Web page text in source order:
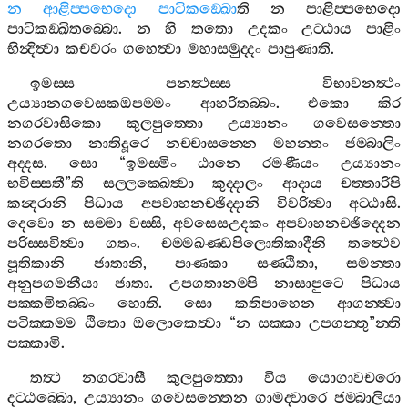
න
ආළිප‍්පභෙදො පාටිකඞ‍්ඛොති න
පාළිප‍්පභෙදො
පාටිකඞ‍්ඛිතබ‍්බො. න හි තතො උදකං උට‍්ඨාය
පාළිං
භින්‍දිත්‍වා කචවරං ගහෙත්‍වා මහාසමුද‍්දං පාපුණාති.
ඉමස‍්ස
පනත්‍ථස‍්ස
විභාවනත්‍ථං
උය්‍යානගවෙසකඔපම‍්මං
ආහරිතබ‍්බං.එකො
කිර
නගරවාසිකො
කුලපුත‍්තො උය්‍යානං
ගවෙසන‍්තො
නගරතො
නාතිදූරෙ නච‍්චාසන‍්නෙ මහන‍්තං
ජම‍්බාලිං
අද‍්දස. සො“ඉමස‍්මිං ඨානෙ රමණීයං
උය්‍යානං
භවිස‍්සතී”ති සල‍්ලක‍්ඛෙත්‍වා කුද‍්දාලං ආදාය
චත‍්තාරිපි
කන්‍දරානි
පිධාය අපවාහනච‍්ඡිද‍්දානි විවරිත්‍වා අට‍්ඨාසි.
දෙවො න සම‍්මා වස‍්සි, අවසෙසඋදකං අපවාහනච‍්ඡිද‍්දෙන
පරිස‍්සවිත්‍වා
ගතං.චම‍්මඛණ‍්ඩපිලොතිකාදීනි
තත්‍ථෙව
පූතිකානි
ජාතානි, පාණකා සණ‍්ඨිතා, සමන‍්තා
අනුපගමනීයා
ජාතා. උපගතානම‍්පි නාසාපුටෙ
පිධාය
පක‍්කමිතබ‍්බං
හොති. සො කතිපාහෙන
ආගන‍්ත්‍වා
පටික‍්කම‍්ම ඨිතො ඔලොකෙත්‍වා “න සක‍්කා උපගන‍්තු”න‍්ති
පක‍්කාමි.
තත්‍ථ
නගරවාසී කුලපුත‍්තො විය
යොගාවචරො
දට‍්ඨබ‍්බො, උය්‍යානං ගවෙසන‍්තෙන ගාමද‍්වාරෙ ජම‍්බාලියා